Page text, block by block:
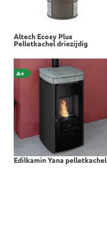
Altech Ecosy Plus
Pelletkachel driezijdig
A+
Edilkamin Yana pelletkachel